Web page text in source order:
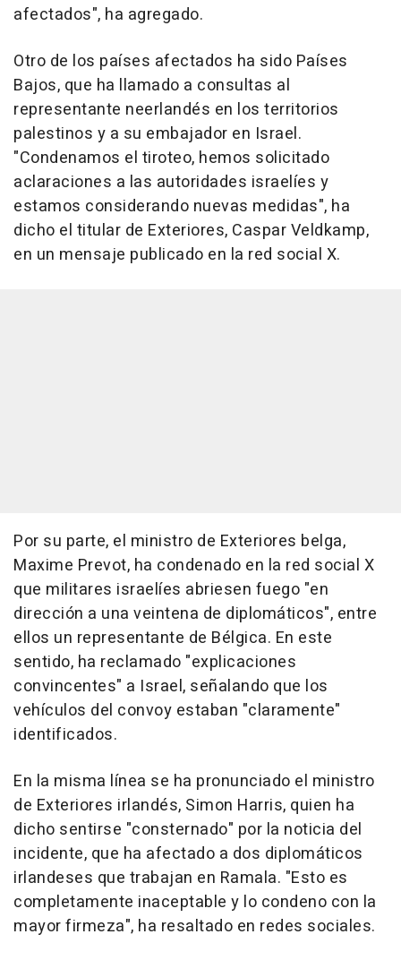
afectados", ha agregado.
Otro de los países afectados ha sido Países
Bajos, que ha llamado a consultas al
representante neerlandés en los territorios
palestinos y a su embajador en Israel.
"Condenamos el tiroteo, hemos solicitado
aclaraciones a las autoridades israelíes y
estamos considerando nuevas medidas", ha
dicho el titular de Exteriores, Caspar Veldkamp,
en un mensaje publicado en la red social X.
Por su parte, el ministro de Exteriores belga,
Maxime Prevot, ha condenado en la red social X
que militares israelíes abriesen fuego "en
dirección a una veintena de diplomáticos", entre
ellos un representante de Bélgica. En este
sentido, ha reclamado "explicaciones
convincentes" a Israel, señalando que los
vehículos del convoy estaban "claramente"
identificados.
En la misma línea se ha pronunciado el ministro
de Exteriores irlandés, Simon Harris, quien ha
dicho sentirse "consternado" por la noticia del
incidente, que ha afectado a dos diplomáticos
irlandeses que trabajan en Ramala. "Esto es
completamente inaceptable y lo condeno con la
mayor firmeza", ha resaltado en redes sociales.